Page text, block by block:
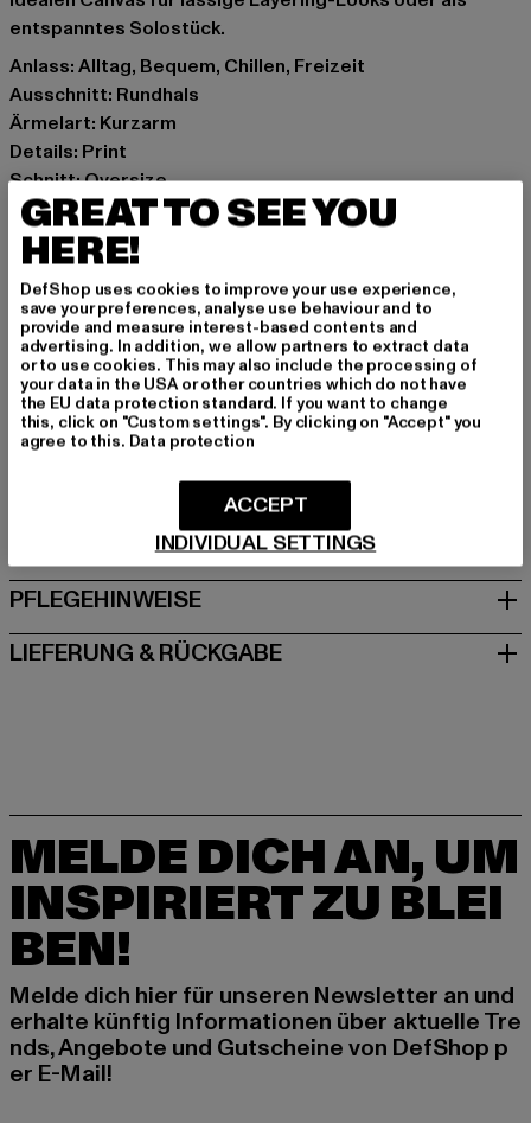
entspanntes Solostück.
Anlass: Alltag, Bequem, Chillen, Freizeit
Ausschnitt: Rundhals
Ärmelart: Kurzarm
Details: Print
Schnitt: Oversize
Marke: Merchcode
Kat.: Day Dresses
Farbe: rosa
Hersteller Farbe: duskrose
Materialzusammensetzung: 100% Baumwolle
Art.Nr: MP0007527-02913
Hersteller: TB International GmbH |info@tbint.de
Dr.-Robert-Murjahn-Straße 7 | 64372 Ober-Ramstadt |
GRÖSSE & PASSFORM
PFLEGEHINWEISE
LIEFERUNG & RÜCKGABE
MELDE DICH AN, UM
INSPIRIERT ZU BLEI
BEN!
Melde dich hier für unseren Newsletter an und
erhalte künftig Informationen über aktuelle Tre
nds, Angebote und Gutscheine von DefShop p
er E-Mail!
GREAT TO SEE YOU
HERE!
DefShop uses cookies to improve your use experience,
save your preferences, analyse use behaviour and to
provide and measure interest-based contents and
advertising. In addition, we allow partners to extract data
or to use cookies. This may also include the processing of
your data in the USA or other countries which do not have
the EU data protection standard. If you want to change
this, click on "Custom settings". By clicking on "Accept" you
agree to this. Data protection
INDIVIDUAL SETTINGS
ACCEPT